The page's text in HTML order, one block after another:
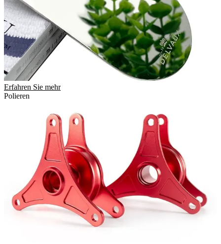
Erfahren Sie mehr
Polieren